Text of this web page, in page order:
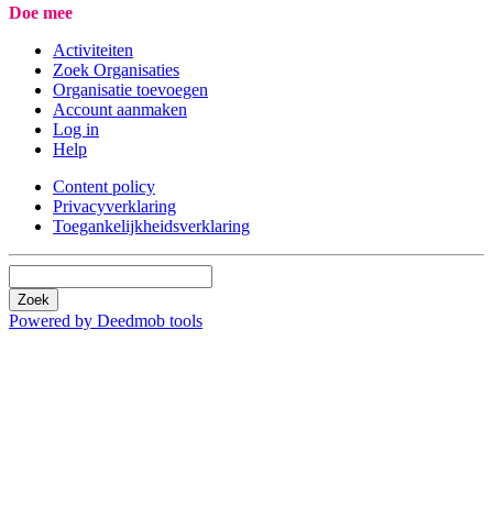
Doe mee
Activiteiten
Zoek Organisaties
Organisatie toevoegen
Account aanmaken
Log in
Help
Content policy
Privacyverklaring
Toegankelijkheidsverklaring
Zoek
Powered by Deedmob tools